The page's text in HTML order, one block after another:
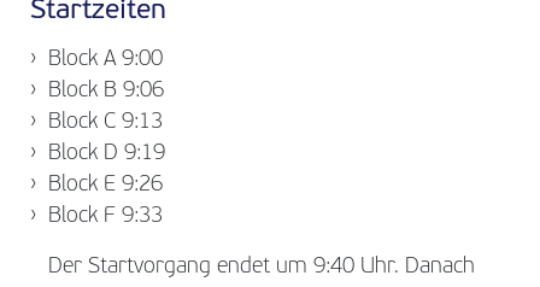
Startzeiten
Block A 9:00
Block B 9:06
Block C 9:13
Block D 9:19
Block E 9:26
Block F 9:33
Der Startvorgang endet um 9:40 Uhr. Danach